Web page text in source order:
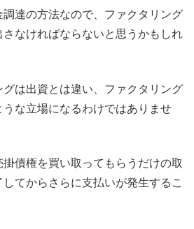
達の方法なので、ファクタリング
なければならないと思うかもしれ
グは出資とは違い、ファクタリング
な立場になるわけではありませ
債権を買い取ってもらうだけの取
てからさらに支払いが発生するこ